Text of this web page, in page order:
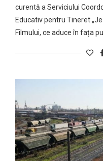
curentă a Serviciului
Educativ pentru Tineret
Filmului, ce aduce în fața